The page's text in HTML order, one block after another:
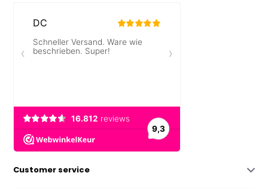
Customer service